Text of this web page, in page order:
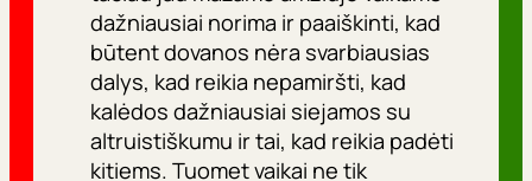
dažniausiai norima ir paaiškinti, kad
būtent dovanos nėra svarbiausias
dalys, kad reikia nepamiršti, kad
kalėdos dažniausiai siejamos su
altruistiškumu ir tai, kad reikia padėti
kitiems. Tuomet vaikai ne tik